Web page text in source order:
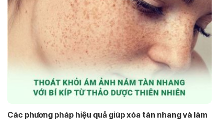
Các phương pháp hiệu quả giúp xóa tàn nhang và làm